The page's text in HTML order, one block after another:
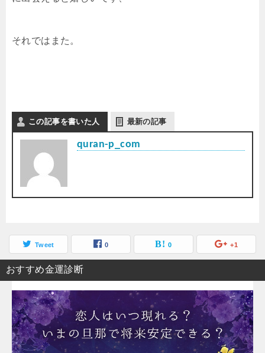
それではまた。
この記事を書いた人 最新の記事
quran-p_com
Tweet 0 0 +1
おすすめ金運診断